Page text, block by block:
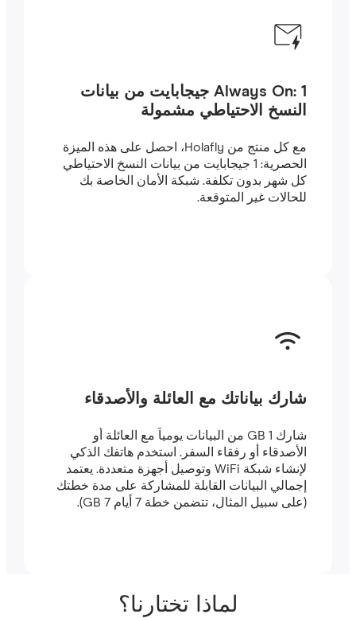
Always On: 1 جيجابايت من بيانات
النسخ الاحتياطي مشمولة
مع كل منتج من Holafly، احصل على هذه الميزة
الحصرية: 1 جيجابايت من بيانات النسخ الاحتياطي
كل شهر بدون تكلفة. شبكة الأمان الخاصة بك
للحالات غير المتوقعة.
شارك بياناتك مع العائلة والأصدقاء
شارك 1 GB من البيانات يومياً مع العائلة أو
الأصدقاء أو رفقاء السفر. استخدم هاتفك الذكي
لإنشاء شبكة WiFi وتوصيل أجهزة متعددة. يعتمد
إجمالي البيانات القابلة للمشاركة على مدة خطتك
(على سبيل المثال، تتضمن خطة 7 أيام 7 GB).
لماذا تختارنا؟